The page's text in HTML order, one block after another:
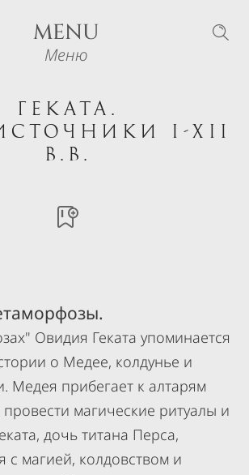
MENU
Меню
Геката.
I-XII
в.в.
Овидия Геката упоминается
о Медее, колдунье и
Медея прибегает к алтарям
магические ритуалы и
дочь титана Перса,
с магией, колдовством и